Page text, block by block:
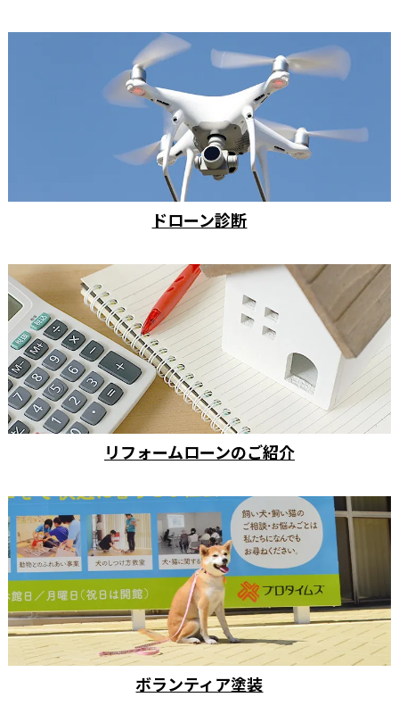
ドローン診断
リフォームローンのご紹介
ボランティア塗装